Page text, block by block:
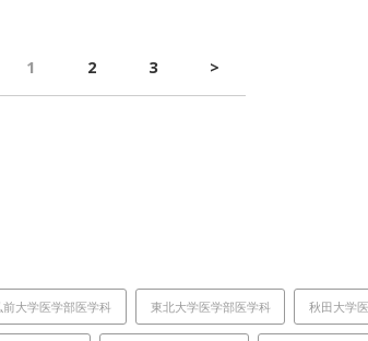
1 2 3 >
前大学医学部医学科 東北大学医学部医学科 秋田大学